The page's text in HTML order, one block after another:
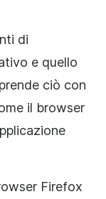
di
e quello
ciò con
il browser
Firefox